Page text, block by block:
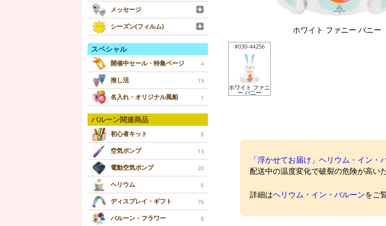
メッセージ
シーズン(フィルム)
スペシャル
開催中セール・特集ページ 4
推し活 19
名入れ・オリジナル風船 1
バルーン関連商品
初心者キット 8
空気ポンプ 13
電動空気ポンプ 20
ヘリウム 6
ディスプレイ・ギフト 76
バルーン・フラワー 8
ホワイト ファニー バニー
#030-44256
ホワイト ファニ
ー バニー
「浮かせてお届け」ヘリウム・イン・
配送中の温度変化で破裂の危険が高い
詳細はヘリウム・イン・バルーンをご